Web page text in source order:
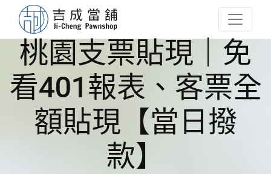
桃園支票貼現｜免
看401報表、客票全
額貼現【當日撥
款】